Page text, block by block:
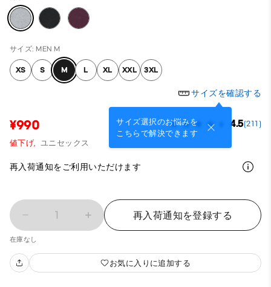
サイズ: MEN M
XS S M L XL XXL 3XL
サイズを確認する
サイズ選択のお悩みを
こちらで解決できます
¥990 4.5(211)
値下げ, ユニセックス
再入荷通知をご利用いただけます
1 再入荷通知を登録する
在庫なし
お気に入りに追加する